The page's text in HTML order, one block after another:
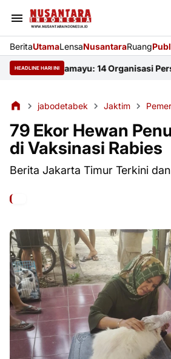
BeritaUtamaLensaNusantaraRuang
HEADLINE HARI INI
FKJI Indramayu: 14 Organisasi Pers
jabodetabek Jaktim
79 Ekor Hewan
di Vaksinasi Rabies
Berita Jakarta Timur Terkini